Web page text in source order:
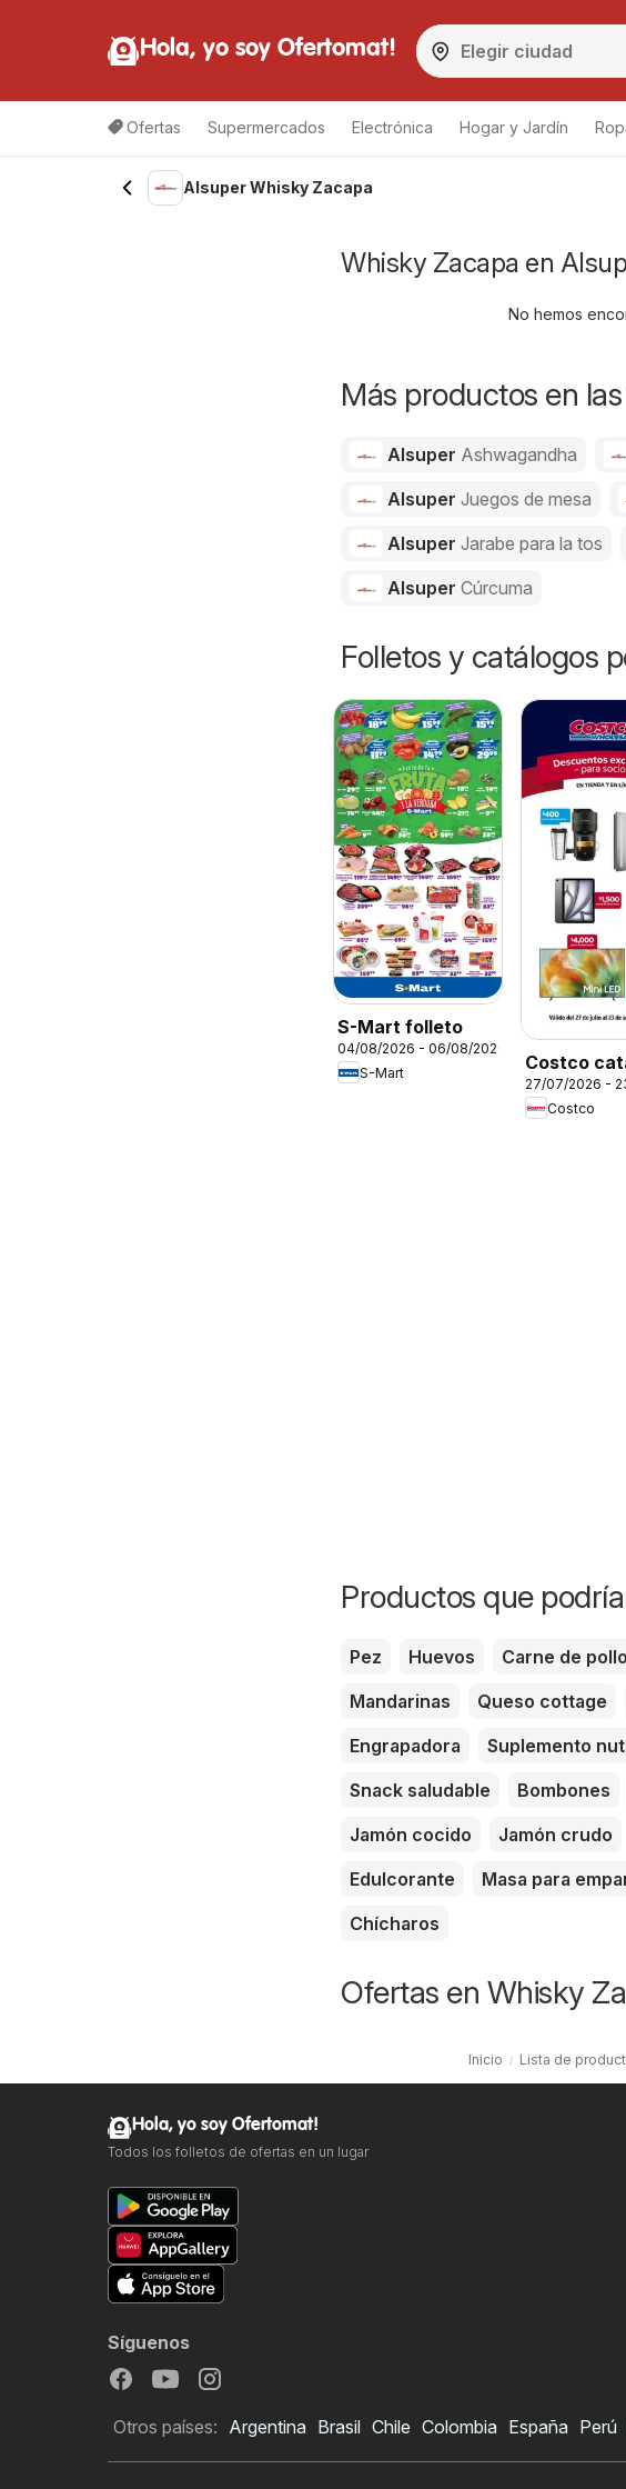
Hola, yo soy Ofertomat!
Ofertas Supermercados Electrónica Hogar y Jardín
Alsuper Whisky Zacapa
Whisky Zacapa en
No hemos
Más productos en
Alsuper Ashwagandha
Alsuper Juegos de mesa
Alsuper Jarabe para la tos
Alsuper Cúrcuma
Folletos y catálogos
S-Mart folleto
04/08/2026 - 06/08/2026
S-Mart
Costco
27/07/2026 -
Costco
Productos que
Pez Huevos Carne de pollo
Mandarinas
Queso cottage
Engrapadora
Suplemento
Snack saludable
Bombones
Jamón cocido
Jamón crudo
Edulcorante
Masa para
Chícharos
Ofertas en Whisky
Inicio Lista de
Hola, yo soy Ofertomat!
Todos los folletos de ofertas en un lugar
Síguenos
Otros países: Argentina Brasil Chile Colombia España Perú